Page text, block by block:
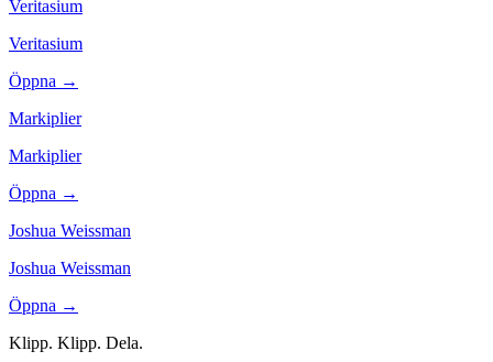
Veritasium
Veritasium
Öppna →
Markiplier
Markiplier
Öppna →
Joshua Weissman
Joshua Weissman
Öppna →
Klipp. Klipp. Dela.